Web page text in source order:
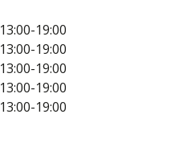
13:00-19:00
13:00-19:00
13:00-19:00
13:00-19:00
13:00-19:00